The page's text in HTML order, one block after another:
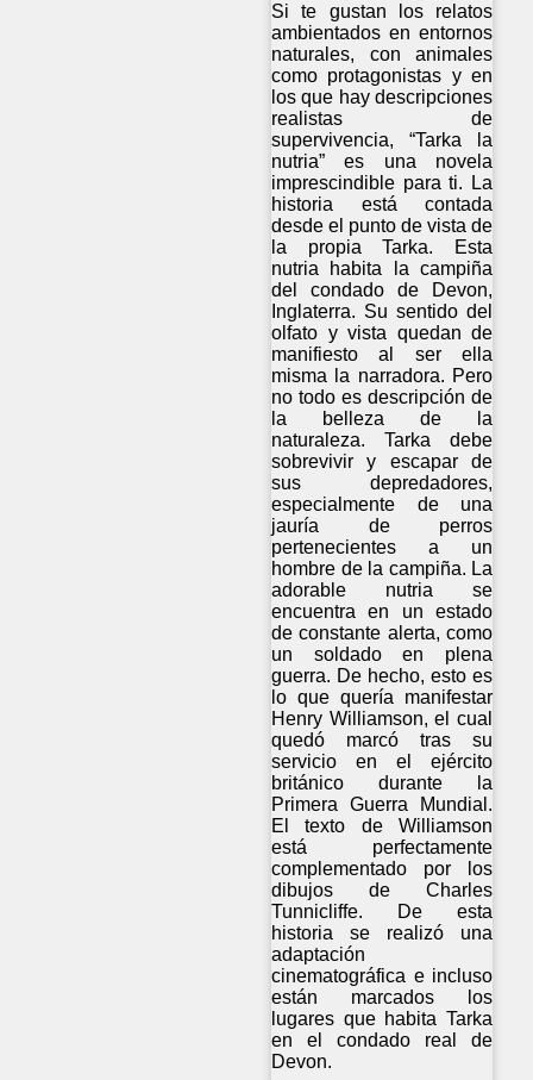
Si te gustan los relatos
ambientados en entornos
naturales, con animales
como protagonistas y en
los que hay descripciones
realistas de
supervivencia, “Tarka la
nutria” es una novela
imprescindible para ti. La
historia está contada
desde el punto de vista de
la propia Tarka. Esta
nutria habita la campiña
del condado de Devon,
Inglaterra. Su sentido del
olfato y vista quedan de
manifiesto al ser ella
misma la narradora. Pero
no todo es descripción de
la belleza de la
naturaleza. Tarka debe
sobrevivir y escapar de
sus depredadores,
especialmente de una
jauría de perros
pertenecientes a un
hombre de la campiña. La
adorable nutria se
encuentra en un estado
de constante alerta, como
un soldado en plena
guerra. De hecho, esto es
lo que quería manifestar
Henry Williamson, el cual
quedó marcó tras su
servicio en el ejército
británico durante la
Primera Guerra Mundial.
El texto de Williamson
está perfectamente
complementado por los
dibujos de Charles
Tunnicliffe. De esta
historia se realizó una
adaptación
cinematográfica e incluso
están marcados los
lugares que habita Tarka
en el condado real de
Devon.